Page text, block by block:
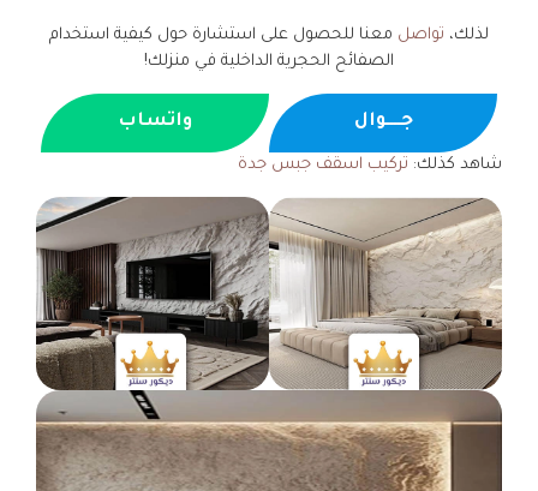
لذلك، تواصل معنا للحصول على استشارة حول كيفية استخدام
الصفائح الحجرية الداخلية في منزلك!
جــــوال واتساب
شاهد كذلك: تركيب اسقف جبس جدة